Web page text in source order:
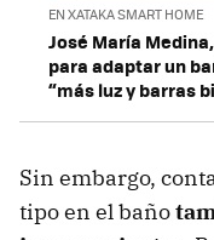
EN XATAKA SMART HOME
José María
para adaptar un
“más luz y barras
Sin embargo,
tipo en el baño